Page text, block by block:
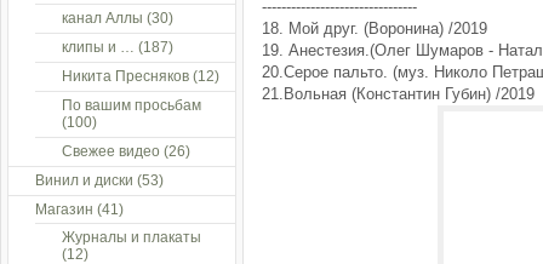
--------------------------------
18. Мой друг. (Воронина) /2019
19. Анестезия.(Олег Шумаров -
20.Серое пальто. (муз. Николо
21.Вольная (Константин Губин) /2019
канал Аллы (30)
клипы и … (187)
Никита Пресняков (12)
По вашим просьбам
(100)
Свежее видео (26)
Винил и диски (53)
Магазин (41)
Журналы и плакаты
(12)